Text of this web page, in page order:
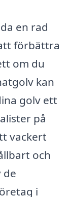
en rad
förbättra
om du
kan
golv ett
på
vackert
och
de
i